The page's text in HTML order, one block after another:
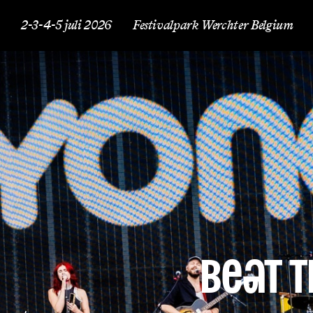
2-3-4-5 juli 2026 Festivalpark Werchter Belgium
You